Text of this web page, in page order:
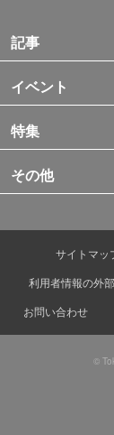
記事
イベント
特集
その他
サイトマッ
利用者情報の外
お問い合わせ
©